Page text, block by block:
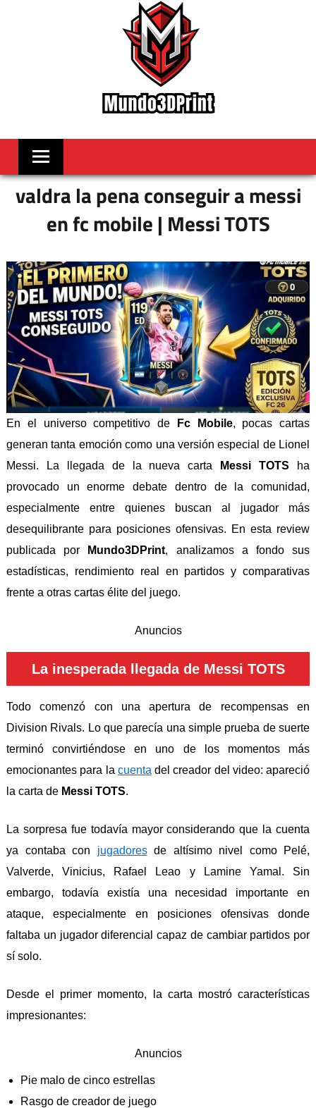
masvaldra la pena conseguir a messi
en fc mobile | Messi TOTS
En el universo competitivo de Fc Mobile, pocas cartas
generan tanta emoción como una versión especial de Lionel
Messi. La llegada de la nueva carta Messi TOTS ha
provocado un enorme debate dentro de la comunidad,
especialmente entre quienes buscan al jugador más
desequilibrante para posiciones ofensivas. En esta review
publicada por
Mundo3DPrint, analizamos a fondo sus
estadísticas, rendimiento real en partidos y comparativas
frente a otras cartas élite del juego.
Anuncios
La inesperada llegada de Messi TOTS
Todo comenzó con una apertura de recompensas en
Division Rivals. Lo que parecía una simple prueba de suerte
terminó convirtiéndose en uno de los momentos más
emocionantes para la cuenta del creador del video: apareció
la carta de Messi TOTS.
La sorpresa fue todavía mayor considerando que la cuenta
ya contaba con jugadoresde altísimo nivel como Pelé,
Valverde, Vinicius, Rafael Leao y Lamine Yamal. Sin
embargo, todavía existía una necesidad importante en
ataque, especialmente en posiciones ofensivas donde
faltaba un jugador diferencial capaz de cambiar partidos por
sí solo.
Desde el primer momento, la carta mostró características
impresionantes:
Anuncios
Pie malo de cinco estrellas
Rasgo de creador de juego